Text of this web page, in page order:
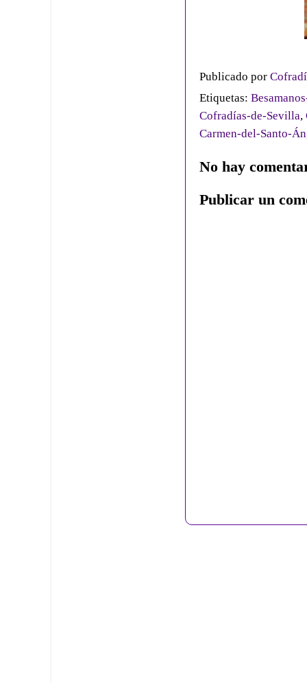
Publicado por
Etiquetas:
Cofradías-de-Sevilla,
Carmen-del-Santo-
No hay
Publicar un